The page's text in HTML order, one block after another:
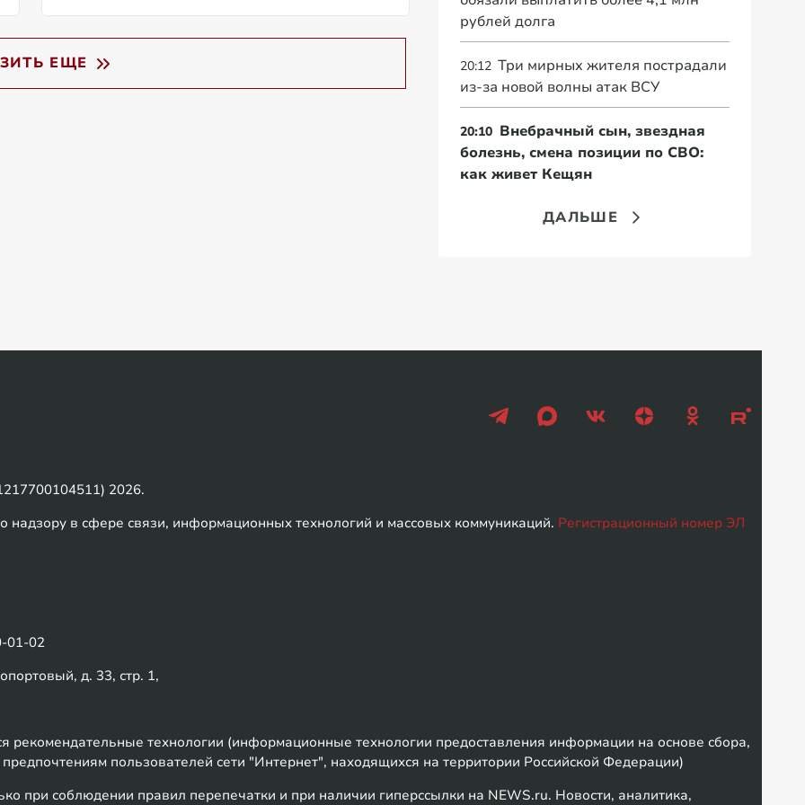
ЕЩЕ
рублей долга
20:12 Три мирных жителя пострадали
из-за новой волны атак ВСУ
20:10 Внебрачный сын, звездная
болезнь, смена позиции по СВО:
как живет Кещян
ДАЛЬШЕ
2026.
в сфере связи, информационных технологий и массовых коммуникаций. Регистрационный номер ЭЛ
01-02
д. 33, стр. 1,
рекомендательные технологии (информационные технологии предоставления информации на основе сбора,
пользователей сети "Интернет", находящихся на территории Российской Федерации)
при соблюдении правил перепечатки и при наличии гиперссылки на NEWS.ru. Новости, аналитика,